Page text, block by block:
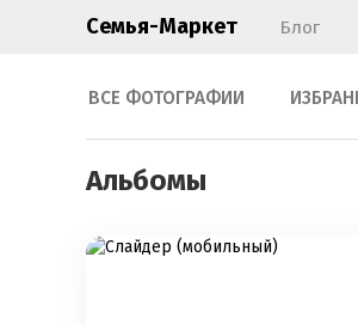
Семья-Маркет Блог
ВСЕ ФОТОГРАФИИ
Альбомы